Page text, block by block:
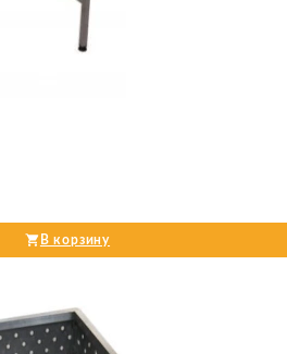
В корзину